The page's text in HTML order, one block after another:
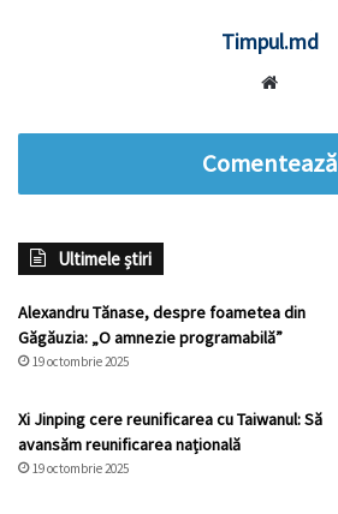
Timpul.md
Comentează
Ultimele știri
Alexandru Tănase, despre foametea din
Găgăuzia: „O amnezie programabilă”
19 octombrie 2025
Xi Jinping cere reunificarea cu Taiwanul: Să
avansăm reunificarea națională
19 octombrie 2025